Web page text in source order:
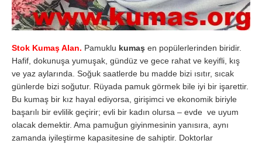
Stok Kumaş Alan. Pamuklu kumaş en popülerlerinden biridir.
Hafif, dokunuşa yumuşak, gündüz ve gece rahat ve keyifli, kış
ve yaz aylarında. Soğuk saatlerde bu madde bizi ısıtır, sıcak
günlerde bizi soğutur. Rüyada pamuk görmek bile iyi bir işarettir.
Bu kumaş bir kız hayal ediyorsa, girişimci ve ekonomik biriyle
başarılı bir evlilik geçirir; evli bir kadın olursa – evde ve uyum
olacak demektir. Ama pamuğun giyinmesinin yanısıra, aynı
zamanda iyileştirme kapasitesine de sahiptir. Doktorlar